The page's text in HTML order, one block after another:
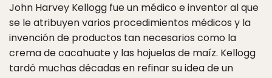
John Harvey Kellogg fue un médico e inventor al que
se le atribuyen varios procedimientos médicos y la
invención de productos tan necesarios como la
crema de cacahuate y las hojuelas de maíz. Kellogg
tardó muchas décadas en refinar su idea de un